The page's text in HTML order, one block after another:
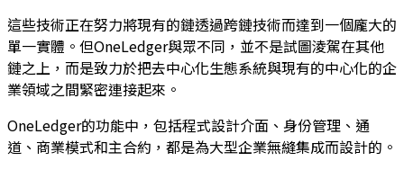
這些技術正在努力將現有的鏈透過跨鏈技術而達到一個龐大的
單一實體。但OneLedger與眾不同，並不是試圖淩駕在其他
鏈之上，而是致力於把去中心化生態系統與現有的中心化的企
業領域之間緊密連接起來。
OneLedger的功能中，包括程式設計介面、身份管理、通
道、商業模式和主合約，都是為大型企業無縫集成而設計的。